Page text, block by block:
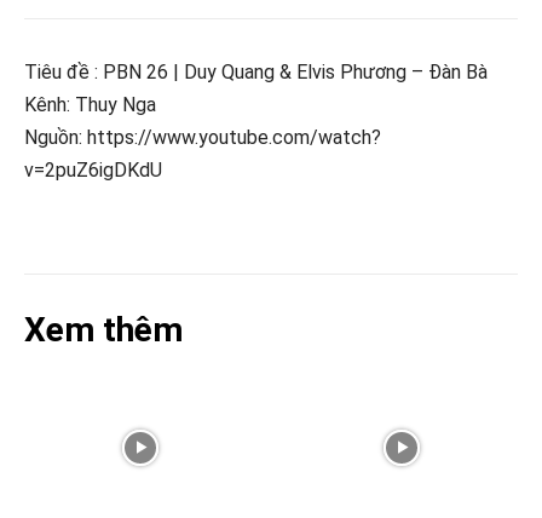
Tiêu đề : PBN 26 | Duy Quang & Elvis Phương – Đàn Bà
Kênh: Thuy Nga
Nguồn: https://www.youtube.com/watch?
v=2puZ6igDKdU
Xem thêm